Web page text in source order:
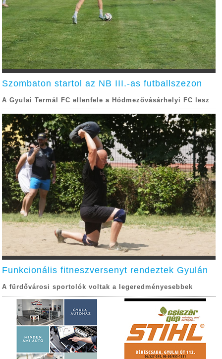
Szombaton startol az NB III.-as futballszezon
A Gyulai Termál FC ellenfele a Hódmezővásárhelyi FC lesz
Funkcionális fitneszversenyt rendeztek Gyulán
A fürdővárosi sportolók voltak a legeredményesebbek